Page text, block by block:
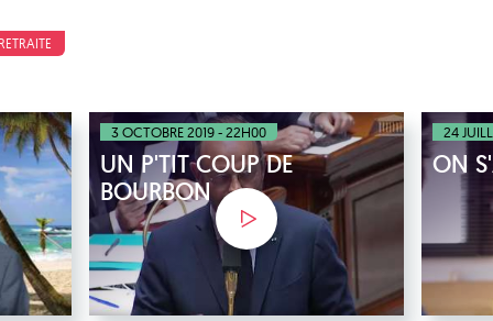
3 OCTOBRE 2019 - 22H00
UN P'TIT COUP DE
BOURBON
24
ON